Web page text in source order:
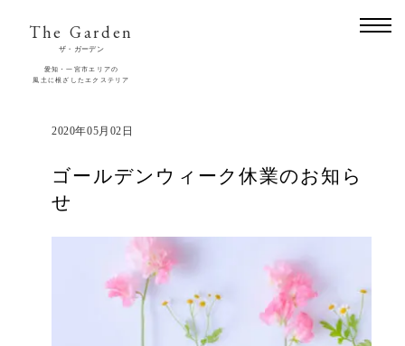
The Garden
ザ・ガーデン
愛知・一宮市エリアの
風土に根ざしたエクステリア
2020年05月02日
ゴールデンウィーク休業のお知ら
せ